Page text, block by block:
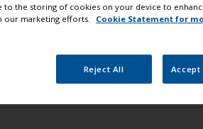
De fleste løsemidler som finnes i
bedre flyt og finish som er viktig
gode flytegenskaper. VOC blir
industri- og ekshaust utslipp fra
to the storing of cookies on your device to
our marketing efforts.
Cookie Statement for
Reject All Accept